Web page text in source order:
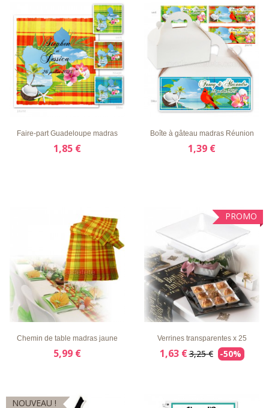
LISTE
D'ENVIE
APERÇU
RAPIDE
DÉTAILS
Faire-part Guadeloupe madras
1,85 €
LISTE
D'ENVIE
APERÇU
RAPIDE
DÉTAILS
Boîte à gâteau madras Réunion
1,39 €
LISTE
D'ENVIE
APERÇU
RAPIDE
DÉTAILS
Chemin de table madras jaune
5,99 €
PROMO
LISTE
D'ENVIE
APERÇU
RAPIDE
DÉTAILS
Verrines transparentes x 25
1,63 €3,25 € -50%
NOUVEAU !